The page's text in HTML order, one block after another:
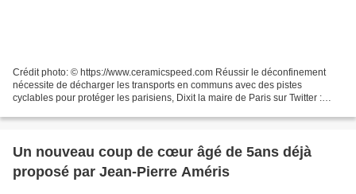
Crédit photo: © https://www.ceramicspeed.com Réussir le déconfinement
nécessite de décharger les transports en communs avec des pistes
cyclables pour protéger les parisiens, Dixit la maire de Paris sur Twitter :
Un nouveau coup de cœur âgé de 5ans déjà
proposé par Jean-Pierre Améris